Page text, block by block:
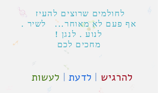
לחולמים שרוצים להעיז
אף פעם לא מאוחר... לשיר .
לנוע . לנגן !
מחכים לכם
להרגיש | לדעת | לעשות